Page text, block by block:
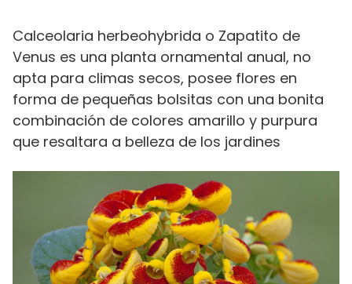
Calceolaria herbeohybrida o Zapatito de
Venus es una planta ornamental anual, no
apta para climas secos, posee flores en
forma de pequeñas bolsitas con una bonita
combinación de colores amarillo y purpura
que resaltara a belleza de los jardines